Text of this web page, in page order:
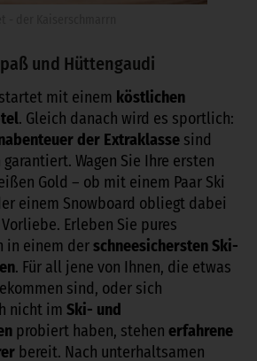
und Hüttengaudi
mit einem köstlichen
. Gleich danach wird es sportlich:
der Extraklasse sind
Wagen Sie Ihre ersten
Gold – ob mit einem Paar Ski
einem Snowboard obliegt dabei
Erleben Sie pures
in einem derschneesichersten Ski-
. Für all jene von Ihnen, die etwas
sind, oder sich
nicht im Ski- und
probiert haben, stehen erfahrene
bereit. Nach unterhaltsamen